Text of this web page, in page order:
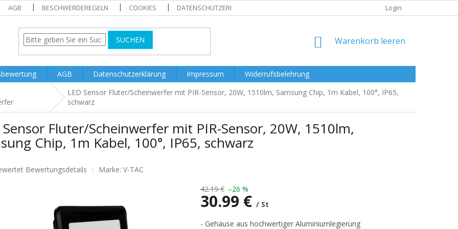
AGB BESCHWERDEREGELN COOKIES DATENSCHUTZERKLÄRUNG Login
SUCHEN WARENKORB
Warenkorb leeren
AGB Datenschutzerklärung Impressum Widerrufsbelehrung
LED Sensor Fluter/Scheinwerfer mit PIR-Sensor, 20W, 1510lm, Samsung Chip, 1m Kabel, 100°, IP65,
schwarz
Sensor Fluter/Scheinwerfer mit PIR-Sensor, 20W, 1510lm,
Chip, 1m Kabel, 100°, IP65, schwarz
Bewertungsdetails Marke: V-TAC
42.19 € –26 %
30.99 € / St
Verkaufspreis:
- Gehäuse aus hochwertiger Aluminiumlegierung